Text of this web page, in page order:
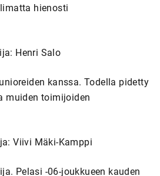
hienosti
Henri Salo
kanssa. Todella pidetty
muiden toimijoiden
Viivi Mäki-Kamppi
Pelasi -06-joukkueen kauden